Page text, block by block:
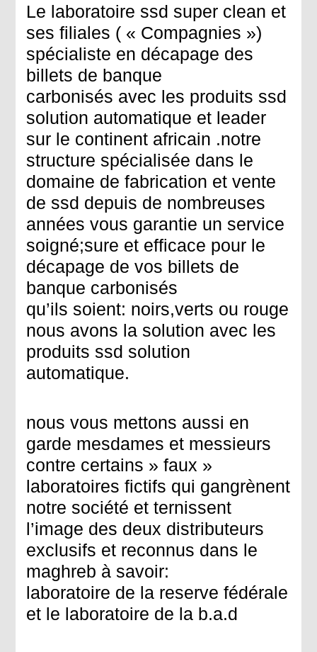
Le laboratoire ssd super clean et
ses filiales ( « Compagnies »)
spécialiste en décapage des
billets de banque
carbonisés avec les produits ssd
solution automatique et leader
sur le continent africain .notre
structure spécialisée dans le
domaine de fabrication et vente
de ssd depuis de nombreuses
années vous garantie un service
soigné;sure et efficace pour le
décapage de vos billets de
banque carbonisés
qu’ils soient: noirs,verts ou rouge
nous avons la solution avec les
produits ssd solution
automatique.
nous vous mettons aussi en
garde mesdames et messieurs
contre certains » faux »
laboratoires fictifs qui gangrènent
notre société et ternissent
l’image des deux distributeurs
exclusifs et reconnus dans le
maghreb à savoir:
laboratoire de la reserve fédérale
et le laboratoire de la b.a.d